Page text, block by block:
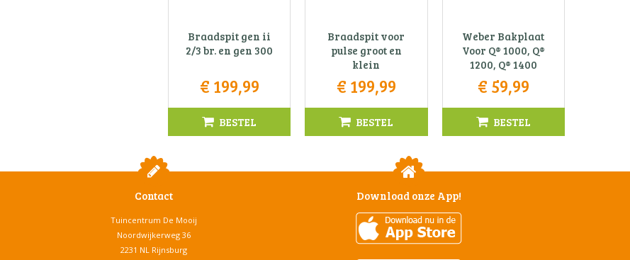
Braadspit gen ii
2/3 br. en gen 300
€ 199,99
BESTEL
Braadspit voor
pulse groot en
klein
€ 199,99
BESTEL
Weber Bakplaat
Voor Q® 1000, Q®
1200, Q® 1400
€ 59,99
BESTEL
Contact
Tuincentrum De Mooij
Noordwijkerweg 36
2231 NL Rijnsburg
Download onze App!